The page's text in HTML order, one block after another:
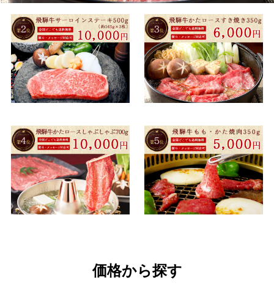
価格から探す
お召し上がり方から探す